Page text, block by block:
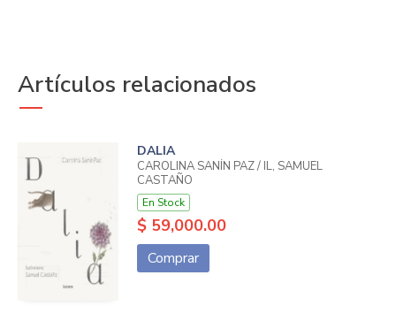
Artículos relacionados
DALIA
CAROLINA SANÍN PAZ / IL, SAMUEL
CASTAÑO
En Stock
$ 59,000.00
Comprar